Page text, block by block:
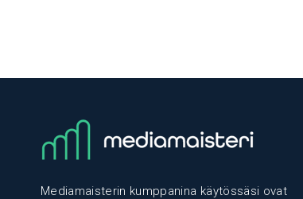
Mediamaisterin kumppanina käytössäsi ovat